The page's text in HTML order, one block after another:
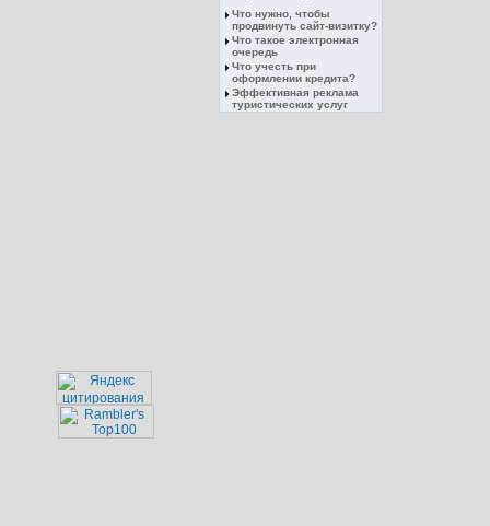
Что нужно, чтобы
продвинуть сайт-визитку?
Что такое электронная
очередь
Что учесть при
оформлении кредита?
Эффективная реклама
туристических услуг